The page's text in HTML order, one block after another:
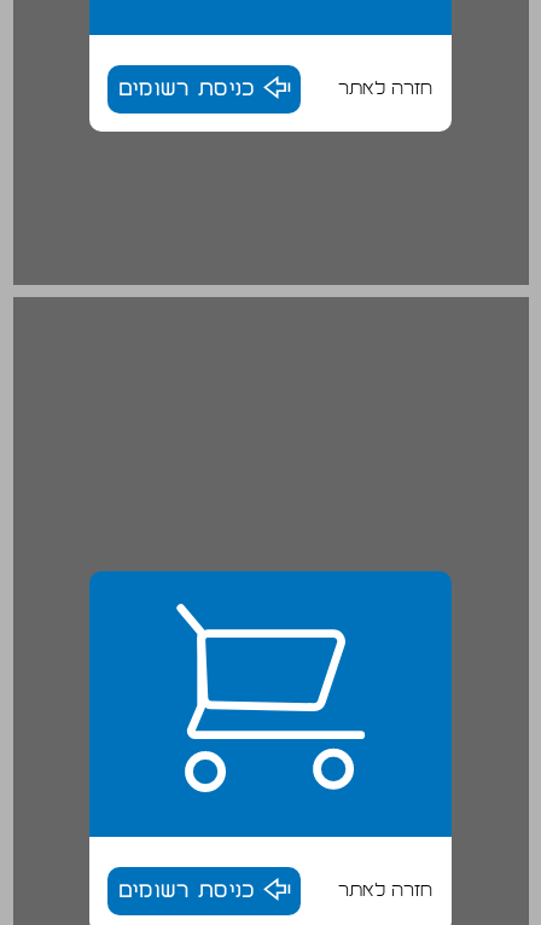
חזרה לאתר כניסת רשומים
ה. התפתחויות כלל-קיבוציות בשנות התשעים ... 19
חזרה לאתר כניסת רשומים